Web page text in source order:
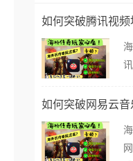
如何突破腾讯视频
如何突破网易云音